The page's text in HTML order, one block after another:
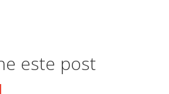
este post